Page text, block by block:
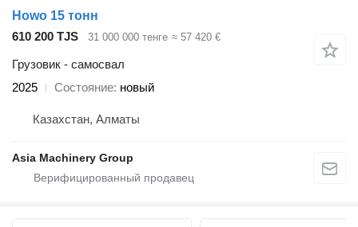
Howo 15 тонн
610 200 TJS
31 000 000 тенге ≈ 57 420 €
Грузовик - самосвал
2025
Состояние новый
Казахстан, Алматы
Asia Machinery Group